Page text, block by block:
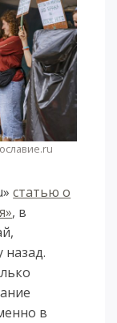
статью о
, в
в